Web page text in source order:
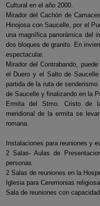
Cultural en el año 2000.
Mirador del Cachón de
Hinojosa con Saucelle, por el
una magnífica panorámica del
dos bloques de granito. En
espectacular.
Mirador del Contrabando,
el Duero y el Salto de
partida de la ruta de senderismo
de Saucelle y finalizando en la
Ermita del Stmo. Cristo de
meridional de la ermita se
romana.
Instalaciones para reuniones y
2 Salas- Aulas de
personas
2 Salas de reuniones en la
Iglesia para Ceremonias
Sala de reuniones con